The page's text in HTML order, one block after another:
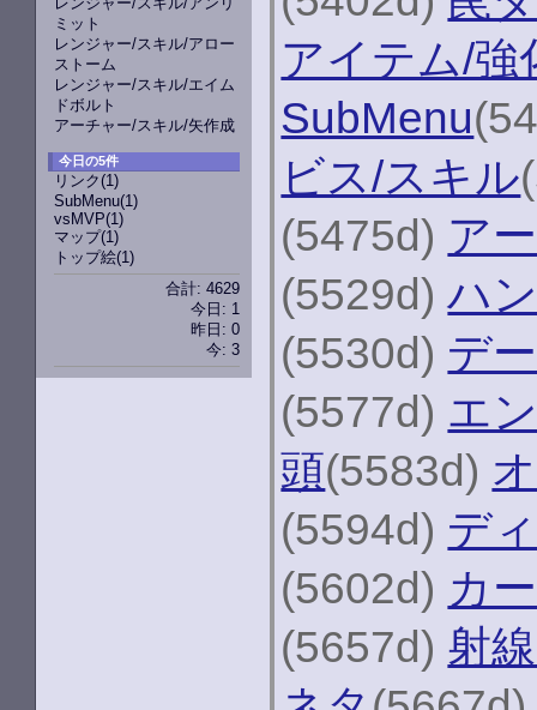
ミット
レンジャー/スキル/アロー
ストーム
レンジャー/スキル/エイム
ドボルト
アーチャー/スキル/矢作成
今日の5件
リンク(1)
SubMenu(1)
vsMVP(1)
マップ(1)
トップ絵(1)
合計: 4629
今日: 1
昨日: 0
今: 3
アイテム/強
SubMenu
ビス/スキル
(5475d) ア
(5529d)ハ
(5530d) デ
(5577d) エ
頭(5583d)
(5594d) デ
(5602d) カ
(5657d) 射